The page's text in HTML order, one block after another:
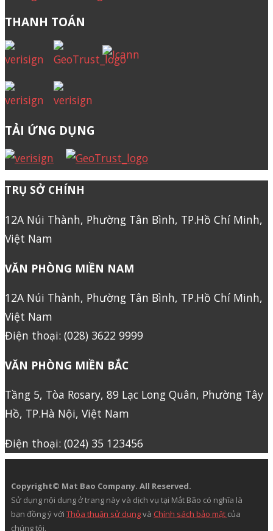
THANH TOÁN
TẢI ỨNG DỤNG
TRỤ SỞ CHÍNH
12A Núi Thành, Phường Tân Bình, TP.Hồ Chí Minh,
Việt Nam
VĂN PHÒNG MIỀN NAM
12A Núi Thành, Phường Tân Bình, TP.Hồ Chí Minh,
Việt Nam
Điện thoại: (028) 3622 9999
VĂN PHÒNG MIỀN BẮC
Tầng 5, Tòa Rosary, 89 Lạc Long Quân, Phường Tây
Hồ, TP.Hà Nội, Việt Nam
Điện thoại: (024) 35 123456
Copyright© Mat Bao Company. All Reserved.
Sử dụng nội dung ở trang này và dịch vụ tại Mắt Bão có nghĩa là
bạn đồng ý với Thỏa thuận sử dụngvà Chính sách bảo mật của
chúng tôi.